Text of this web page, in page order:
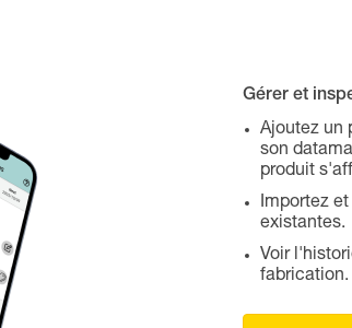
Gérer et
Ajoutez un
son
produit
Importez
existantes.
Voir
fabrication.